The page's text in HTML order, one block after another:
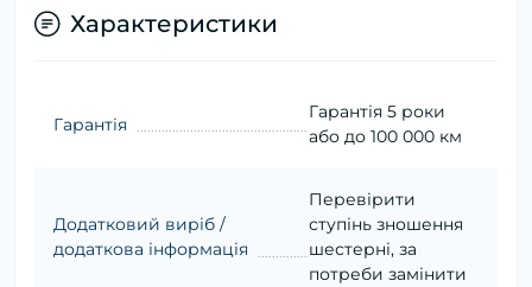
Характеристики
Гарантія
Гарантія 5 роки
або до 100 000 км
Додатковий виріб /
додаткова інформація
Перевірити
ступінь зношення
шестерні, за
потреби замінити